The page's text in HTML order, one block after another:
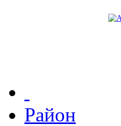
Район